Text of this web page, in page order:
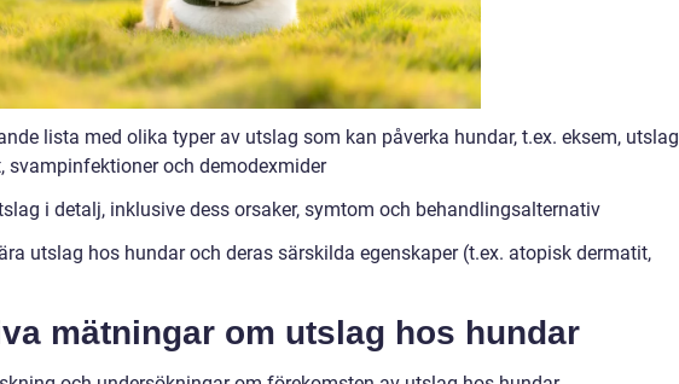
lista med olika typer av utslag som kan påverka hundar, t.ex. eksem, utslag
svampinfektioner och demodexmider
i detalj, inklusive dess orsaker, symtom och behandlingsalternativ
utslag hos hundar och deras särskilda egenskaper (t.ex. atopisk dermatit,
mätningar om utslag hos hundar